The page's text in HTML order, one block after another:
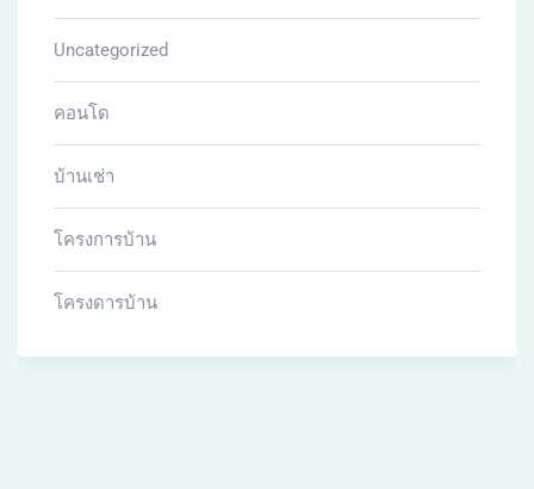
Uncategorized
คอนโด
บ้านเช่า
โครงการบ้าน
โครงดารบ้าน